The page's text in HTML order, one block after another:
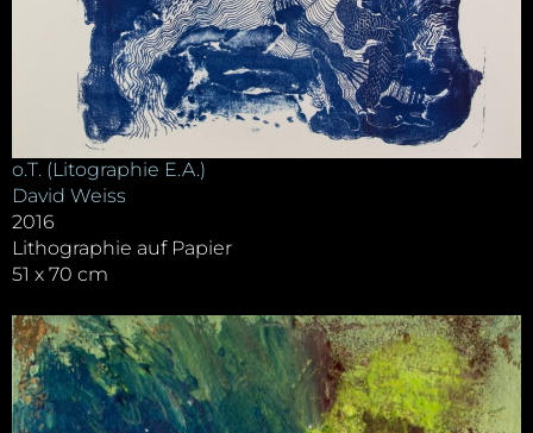
o.T. (Litographie E.A.)
David Weiss
2016
Lithographie auf Papier
51 x 70 cm